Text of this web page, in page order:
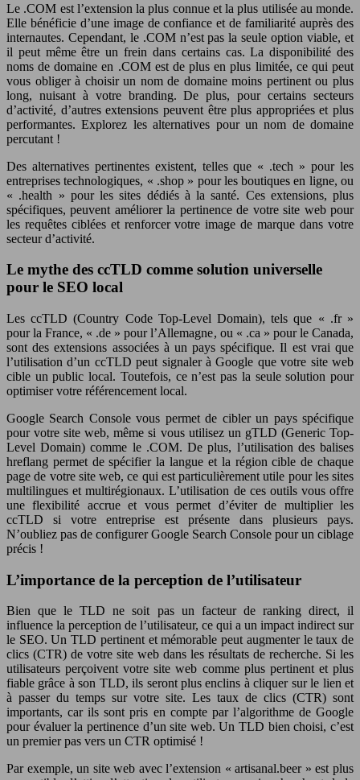
Le .COM est l’extension la plus connue et la plus utilisée au monde.
Elle bénéficie d’une image de confiance et de familiarité auprès des
internautes. Cependant, le .COM n’est pas la seule option viable, et
il peut même être un frein dans certains cas. La disponibilité des
noms de domaine en .COM est de plus en plus limitée, ce qui peut
vous obliger à choisir un nom de domaine moins pertinent ou plus
long, nuisant à votre branding. De plus, pour certains secteurs
d’activité, d’autres extensions peuvent être plus appropriées et plus
performantes. Explorez les alternatives pour un nom de domaine
percutant !
Des alternatives pertinentes existent, telles que « .tech » pour les
entreprises technologiques, « .shop » pour les boutiques en ligne, ou
« .health » pour les sites dédiés à la santé. Ces extensions, plus
spécifiques, peuvent améliorer la pertinence de votre site web pour
les requêtes ciblées et renforcer votre image de marque dans votre
secteur d’activité.
Le mythe des ccTLD comme solution universelle
pour le SEO local
Les ccTLD (Country Code Top-Level Domain), tels que « .fr »
pour la France, « .de » pour l’Allemagne, ou « .ca » pour le Canada,
sont des extensions associées à un pays spécifique. Il est vrai que
l’utilisation d’un ccTLD peut signaler à Google que votre site web
cible un public local. Toutefois, ce n’est pas la seule solution pour
optimiser votre référencement local.
Google Search Console vous permet de cibler un pays spécifique
pour votre site web, même si vous utilisez un gTLD (Generic Top-
Level Domain) comme le .COM. De plus, l’utilisation des balises
hreflang permet de spécifier la langue et la région cible de chaque
page de votre site web, ce qui est particulièrement utile pour les sites
multilingues et multirégionaux. L’utilisation de ces outils vous offre
une flexibilité accrue et vous permet d’éviter de multiplier les
ccTLD si votre entreprise est présente dans plusieurs pays.
N’oubliez pas de configurer Google Search Console pour un ciblage
précis !
L’importance de la perception de l’utilisateur
Bien que le TLD ne soit pas un facteur de ranking direct, il
influence la perception de l’utilisateur, ce qui a un impact indirect sur
le SEO. Un TLD pertinent et mémorable peut augmenter le taux de
clics (CTR) de votre site web dans les résultats de recherche. Si les
utilisateurs perçoivent votre site web comme plus pertinent et plus
fiable grâce à son TLD, ils seront plus enclins à cliquer sur le lien et
à passer du temps sur votre site. Les taux de clics (CTR) sont
importants, car ils sont pris en compte par l’algorithme de Google
pour évaluer la pertinence d’un site web. Un TLD bien choisi, c’est
un premier pas vers un CTR optimisé !
Par exemple, un site web avec l’extension « artisanal.beer » est plus